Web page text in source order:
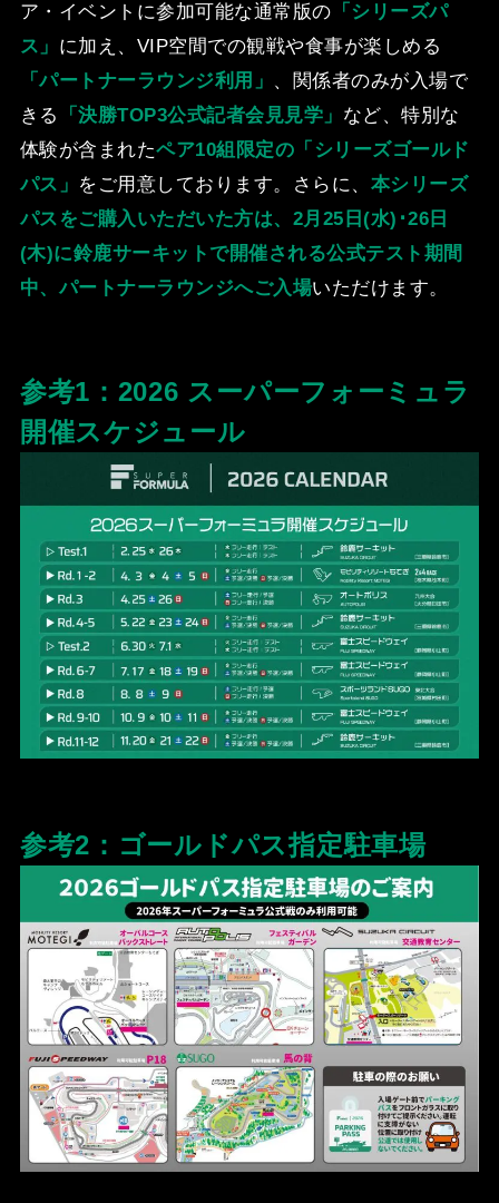
ア・イベントに参加可能な通常版の 「シリーズパ
ス」 に加え、VIP空間での観戦や⾷事が楽しめる
「パートナーラウンジ利⽤」 、関係者のみが⼊場で
きる
「決勝TOP3公式記者会⾒⾒学」 など、特別な
体験が含まれたペア10組限定の 「シリーズゴールド
パス」 をご⽤意しております。さらに、 本シリーズ
パスをご購⼊いただいた⽅は、2⽉25⽇(⽔)･26⽇
(⽊)に鈴⿅サーキットで開催される公式テスト期間
中、パートナーラウンジへご⼊場いただけます。
参考1：2026 スーパーフォーミュラ
開催スケジュール
参考2：ゴールドパス指定駐⾞場